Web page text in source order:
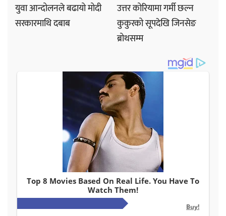
युवा आन्दोलनले बढायो मोदी
सरकारमाथि दबाब
उत्तर कोरियामा गर्मी छल्न
कुकुरको सूपदेखि जिनसेङ
ब्रोथसम्म